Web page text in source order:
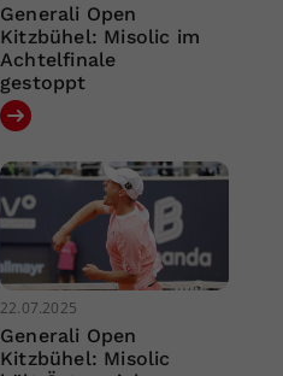
Generali Open
Kitzbühel: Misolic im
Achtelfinale
gestoppt
22.07.2025
Generali Open
Kitzbühel: Misolic